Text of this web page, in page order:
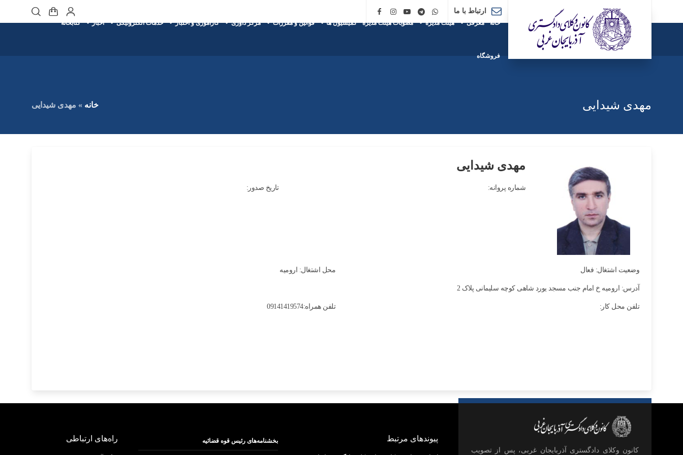
ارتباط با ما
خانه معرفی هیئت مدیره مصوبات هیئت مدیره کمیسیون ها قوانین و مقررات مرکز داوری کارآموزی و اختبار خدمات الکترونیکی اخبار کتابخانه
فروشگاه
مهدی شیدایی خانه » مهدی شیدایی
مهدی شیدایی
شماره پروانه: تاریخ صدور:
وضعیت اشتغال: فعال محل اشتغال: اروميه
آدرس: ارومیه خ امام جنب مسجد یورد شاهی کوچه سلیمانی پلاک 2
تلفن محل کار: تلفن همراه:09141419574
كانون وكلای دادگستری آذربايجان غربی، پس از تصويب
پیوندهای مرتبط بخشنامه‌های رئیس قوه قضائیه راه‌های ارتباطی